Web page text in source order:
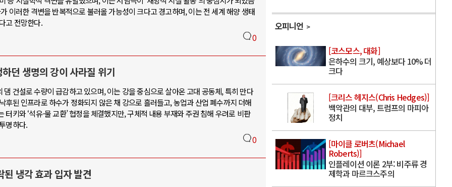
이러한 격변을 반복적으로 불러올 가능성이 크다고 경고하며, 이는 전 세계 해양 생태
고 전망한다.
0
던 생명의 강이 사라질 위기
건설로 수량이 급감하고 있으며, 이는 강을 중심으로 살아온 고대 공동체, 특히 만다
후된 인프라로 하수가 정화되지 않은 채 강으로 흘러들고, 농업과 산업 폐수까지 더해
키와 ‘석유-물 교환’ 협정을 체결했지만, 구체적 내용 부재와 주권 침해 우려로 비판
명하다.
0
냉각 효과 입자 발견
오피니언
[코스모스, 대화]
은하수의 크기, 예상보다 10% 더
크다
[크리스 헤지스(Chris Hedges)]
백악관의 대부, 트럼프의 마피아
정치
[마이클 로버츠(Michael
Roberts)]
인플레이션 이론 2부: 비주류 경
제학과 마르크스주의